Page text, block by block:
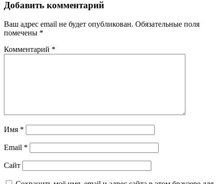
Добавить комментарий
Ваш адрес email не будет опубликован. Обязательные поля
помечены *
Комментарий *
Имя *
Email *
Сайт